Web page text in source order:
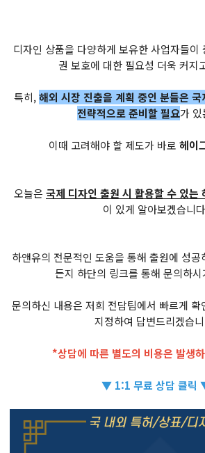
디자인 상품을 다양하게 보유한 사업자들이
권 보호에 대한 필요성 더욱 커지
특히,해외 시장 진출을 계획 중인 분들은
전략적으로 준비할 필요가 있
이때 고려해야 할 제도가 바로 헤이
오늘은 국제 디자인 출원 시 활용할 수 있는
이 있게 알아보겠습니
하앤유의 전문적인 도움을 통해 출원에 성
든지 하단의 링크를 통해 문의하
문의하신 내용은 저희 전담팀에서 빠르게
지정하여 답변드리겠습
*상담에 따른 별도의 비용은 발생
▼ 1:1 무료 상담 클릭